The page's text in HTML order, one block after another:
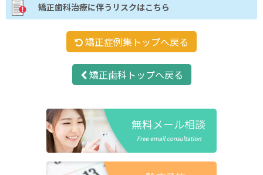
矯正歯科治療に伴うリスクはこちら
矯正症例集トップへ戻る
矯正歯科トップへ戻る